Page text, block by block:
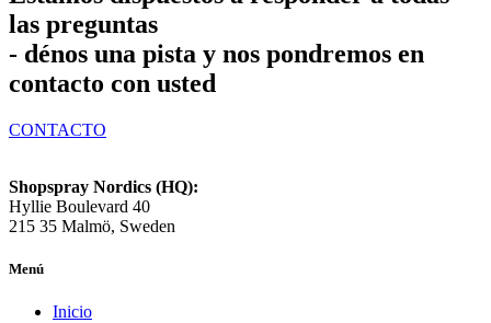
las preguntas
- dénos una pista y nos pondremos en
contacto con usted
CONTACTO
Shopspray Nordics (HQ):
Hyllie Boulevard 40
215 35 Malmö, Sweden
Menú
Inicio